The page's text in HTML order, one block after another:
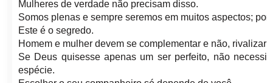
Mulheres de verdade não precisam disso.
Somos plenas e sempre seremos em muitos aspectos;
Este é o segredo.
Homem e mulher devem se complementar e não,
Se Deus quisesse apenas um ser perfeito, não
espécie.